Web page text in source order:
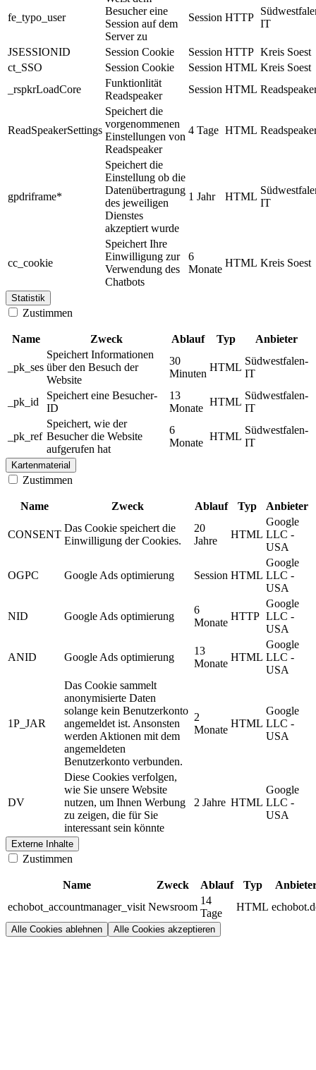
fe_typo_user
Besucher eine
Session auf dem
Server zu
Session HTTP
IT
JSESSIONID Session Cookie Session HTTP Kreis Soest
ct_SSO
Session Cookie Session HTML Kreis Soest
_rspkrLoadCore
Funktionlität
Readspeaker
Session HTML
ReadSpeakerSettings
Speichert die
vorgenommenen
Einstellungen von
Readspeaker
4 Tage HTML
gpdriframe*
Speichert die
Einstellung ob die
Datenübertragung
des jeweiligen
Dienstes
akzeptiert wurde
1 Jahr HTML
IT
cc_cookie
Speichert Ihre
Einwilligung zur
Verwendung des
Chatbots
6
Monate
HTML Kreis Soest
Statistik
Zustimmen
Name Zweck Ablauf Typ Anbieter
_pk_ses
Speichert Informationen
über den Besuch der
Website
30
Minuten
HTML
Südwestfalen-
IT
_pk_id
Speichert eine Besucher-
ID
13
Monate
HTML
Südwestfalen-
IT
_pk_ref
Speichert, wie der
Besucher die Website
aufgerufen hat
6
Monate
HTML
Südwestfalen-
IT
Kartenmaterial
Zustimmen
Name Zweck Ablauf Typ Anbieter
CONSENT
Das Cookie speichert die
Einwilligung der Cookies.
20
Jahre
HTML
Google
LLC -
USA
OGPC Google Ads optimierung Session HTML
Google
LLC -
USA
NID Google Ads optimierung
6
Monate
HTTP
Google
LLC -
USA
ANID Google Ads optimierung
13
Monate
HTML
Google
LLC -
USA
1P_JAR
Das Cookie sammelt
anonymisierte Daten
solange kein Benutzerkonto
angemeldet ist. Ansonsten
werden Aktionen mit dem
angemeldeten
Benutzerkonto verbunden.
2
Monate
HTML
Google
LLC -
USA
DV
Diese Cookies verfolgen,
wie Sie unsere Website
nutzen, um Ihnen Werbung
zu zeigen, die für Sie
interessant sein könnte
2 Jahre HTML
Google
LLC -
USA
Externe Inhalte
Zustimmen
Name Zweck Ablauf Typ
echobot_accountmanager_visit Newsroom
14
Tage
HTML
Alle Cookies ablehnen Alle Cookies akzeptieren